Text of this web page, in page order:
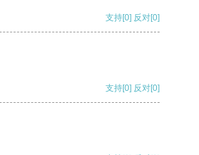
支持[0] 反对[0]
支持[0] 反对[0]